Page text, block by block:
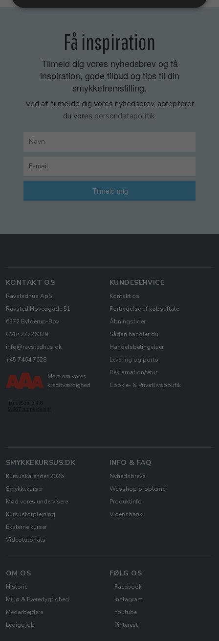
Få inspiration
Tilmeld dig vores nyhedsbrev og få
inspiration, gode tilbud og tips til din
smykkefremstilling.
Ved at tilmelde dig vores nyhedsbrev, accepterer
du vores persondatapolitik.
Tilmeld mig
KONTAKT OS
Ravstedhus ApS
Ravsted Hovedgade 51
6372 Bylderup-Bov
CVR: 27226329
info@ravstedhus.dk
+45 7464 7628
KUNDESERVICE
Kontakt os
Fortrydelse af købsaftale
Åbningstider
Sådan handler du
Handelsbetingelser
Levering og porto
Reklamation/retur
Cookie- & Privatlivspolitik
SMYKKEKURSUS.DK
Kursuskalender 2026
Smykkekurser
Mød vores undervisere
Kursusforplejning
Eksterne kurser
Videotutorials
INFO & FAQ
Nyhedsbreve
Webshop problemer
Produktinfo
Vidensbank
OM OS
Historie
Miljø & Bæredygtighed
Medarbejdere
Ledige job
FØLG OS
Facebook
Instagram
Youtube
Pinterest